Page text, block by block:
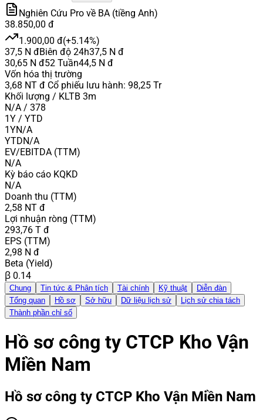
Nghiên Cứu Pro về BA (tiềng Anh)
38.850,00 đ
1.900,00 đ(+5.14%)
37,5 N đBiên độ 24h37,5 N đ
30,65 N đ52 Tuần44,5 N đ
Vốn hóa thị trường
3,68 NT đ Cổ phiếu lưu hành: 98,25 Tr
Khối lượng / KLTB 3m
N/A / 378
1Y / YTD
1YN/A
YTDN/A
EV/EBITDA (TTM)
N/A
Kỳ báo cáo KQKD
N/A
Doanh thu (TTM)
2,58 NT đ
Lợi nhuận ròng (TTM)
293,76 T đ
EPS (TTM)
2,98 N đ
Beta (Yield)
β 0.14
Chung Tin tức & Phân tích Tài chính Kỹ thuật
Diễn đàn
Tổng quan
Hồ sơ Sở hữu Dữ liệu lịch sử
Lịch sử chia tách
Thành phần chỉ số
Hồ sơ công ty CTCP Kho Vận
Miền Nam
Hồ sơ công ty CTCP Kho Vận Miền Nam